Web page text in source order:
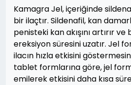
Kamagra Jel, içeriğinde
bir ilaçtır. Sildenafil, kan
penisteki kan akışını artırır
ereksiyon süresini uzatır. Jel
ilacın hızla etkisini
tablet formlarına göre, jel
emilerek etkisini daha kısa